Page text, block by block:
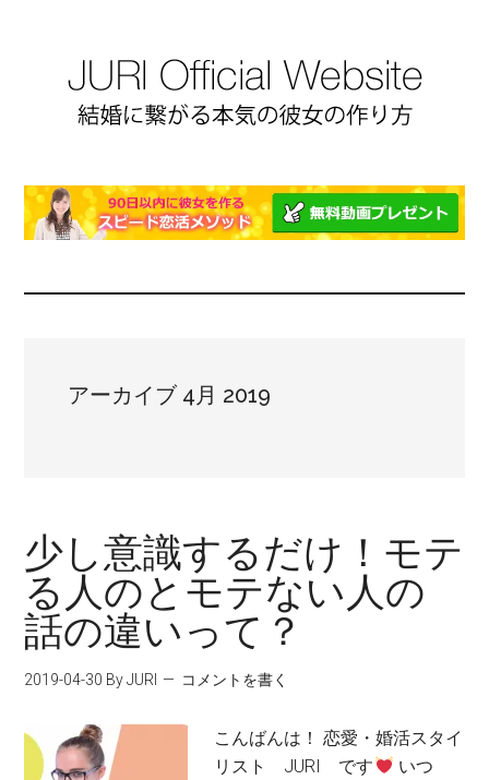
アーカイブ 4月 2019
少し意識するだけ！モテ
る人のとモテない人の
話の違いって？
2019-04-30 By JURI コメントを書く
こんばんは！ 恋愛・婚活スタイ
リスト JURI です
いつ